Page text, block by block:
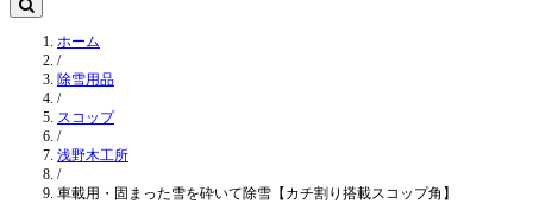
ホーム
/
除雪用品
/
スコップ
/
浅野木工所
/
車載用・固まった雪を砕いて除雪【カチ割り搭載スコップ角】